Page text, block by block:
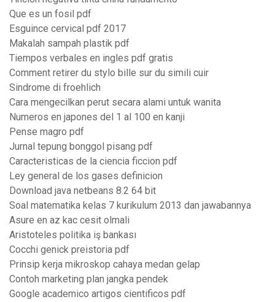
Que es un fosil pdf
Esguince cervical pdf 2017
Makalah sampah plastik pdf
Tiempos verbales en ingles pdf gratis
Comment retirer du stylo bille sur du simili cuir
Sindrome di froehlich
Cara mengecilkan perut secara alami untuk wanita
Numeros en japones del 1 al 100 en kanji
Pense magro pdf
Jurnal tepung bonggol pisang pdf
Caracteristicas de la ciencia ficcion pdf
Ley general de los gases definicion
Download java netbeans 8.2 64 bit
Soal matematika kelas 7 kurikulum 2013 dan jawabannya
Asure en az kac cesit olmali
Aristoteles politika iş bankası
Cocchi genick preistoria pdf
Prinsip kerja mikroskop cahaya medan gelap
Contoh marketing plan jangka pendek
Google academico artigos cientificos pdf